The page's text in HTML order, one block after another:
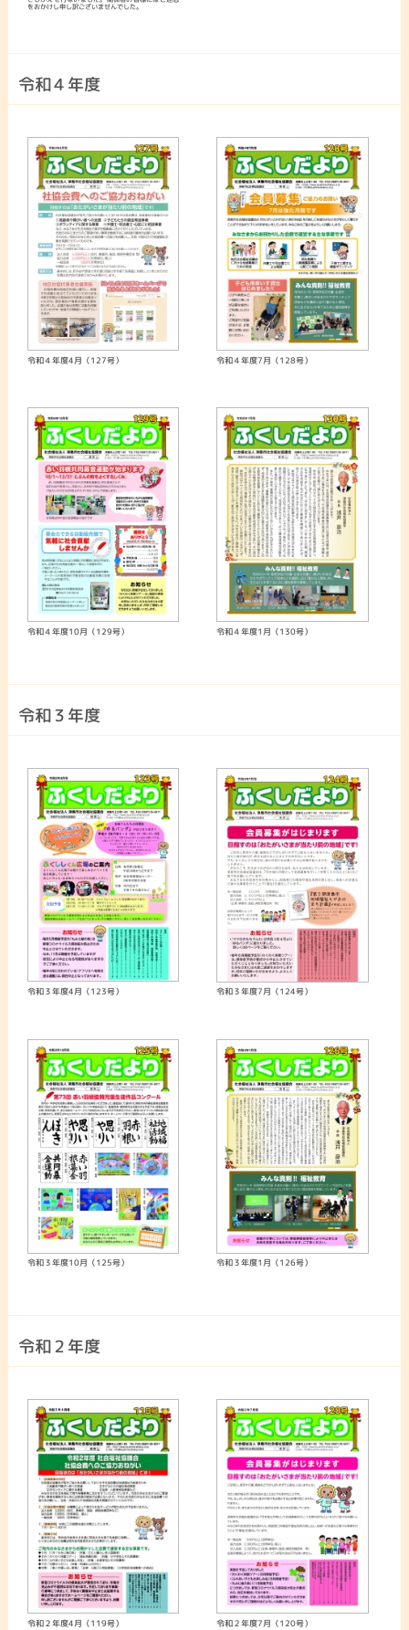
をおかけし申し訳ございませんでした。
令和４年度
令和４年度4月（127号） 令和４年度7月（128号）
令和４年度10月（129号） 令和４年度1月（130号）
令和３年度
令和３年度4月（123号） 令和３年度7月（124号）
令和３年度10月（125号） 令和３年度1月（126号）
令和２年度
令和２年度4月（119号） 令和２年度7月（120号）